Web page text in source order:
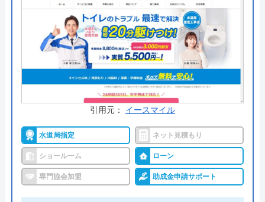
料金詳細を見る
今すぐ電話で相談する
048-960-0643
受付時間： 9:00〜17:00
ワセダリフォーム の基本情報
運営会社 ワセダリフォ―ム 株式会社
代表者
創業・設立 2009年創業
引用元： イースマイル
水道局指定 ネット見積もり
ショールーム ローン
専門協会加盟 助成金申請サポート